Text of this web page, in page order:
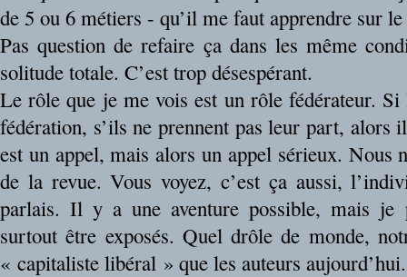
de 5 ou 6 métiers - qu’il me faut apprendre sur le
Pas question de refaire ça dans les même
solitude totale. C’est trop désespérant.
Le rôle que je me vois est un rôle fédérateur. Si
fédération, s’ils ne prennent pas leur part, alors
est un appel, mais alors un appel sérieux. Nous
de la revue. Vous voyez, c’est ça aussi,
parlais. Il y a une aventure possible, mais je
surtout être exposés. Quel drôle de monde,
« capitaliste libéral » que les auteurs